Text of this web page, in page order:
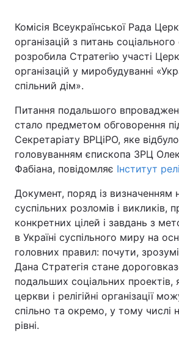
Київ Львів
Дніпро Харків
Одеса
Спорт Наука
Техно і зв'язок Лайт
Зброя
Здоров'я Туризм
Цікавинки Погода
Відео з Youtube Статті
Інтерв'ю
Комісія Всеукраїнської Рада
організацій з питань
розробила Стратегію участі
організацій у миробудуванні
спільний дім».
Питання подальшого
стало предметом обговорення
Секретаріату ВРЦіРО, яке
головуванням єпископа ЗРЦ
Фабіана, повідомляє Інститут
Документ, поряд із визначенням
суспільних розломів і викликів,
конкретних цілей і завдань з
в Україні суспільного миру на
головних правил: почути,
Дана Стратегія стане
подальших соціальних проектів,
церкви і релігійні організації
спільно та окремо, у тому числі
рівні.